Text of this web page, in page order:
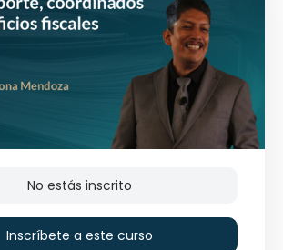
No estás inscrito
Inscríbete a este curso